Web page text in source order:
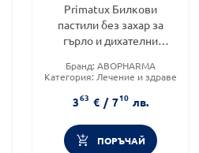
Primatux Билкови
пастили без захар за
гърло и дихателни
Бранд: ABOPHARMA
Категория: Лечение и здраве
363 € / 710 лв.
ПОРЪЧАЙ